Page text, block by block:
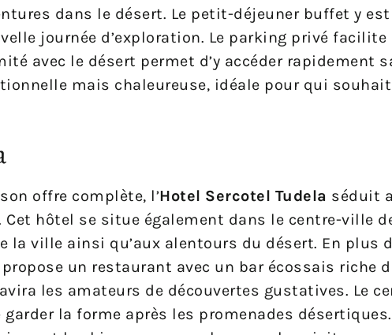
dans le désert. Le petit-déjeuner buffet y est
journée d’exploration. Le parking privé facilite
avec le désert permet d’y accéder rapidement
mais chaleureuse, idéale pour qui
offre complète, l’Hotel Sercotel Tudela séduit
hôtel se situe également dans le centre-ville
ville ainsi qu’aux alentours du désert. En plus
un restaurant avec un bar écossais riche
les amateurs de découvertes gustatives. Le
la forme après les promenades